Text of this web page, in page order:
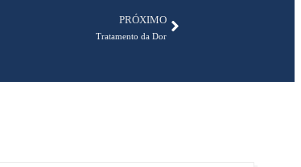
PRÓXIMO
Tratamento da Dor